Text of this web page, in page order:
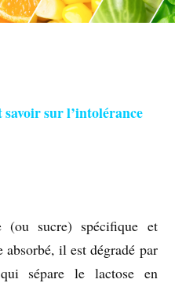
sur l’intolérance
sucre) spécifique et
il est dégradé par
sépare le lactose en